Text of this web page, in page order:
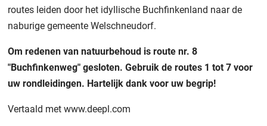
routes leiden door het idyllische Buchfinkenland naar de
naburige gemeente Welschneudorf.
Om redenen van natuurbehoud is route nr. 8
"Buchfinkenweg" gesloten. Gebruik de routes 1 tot 7 voor
uw rondleidingen. Hartelijk dank voor uw begrip!
Vertaald met www.deepl.com